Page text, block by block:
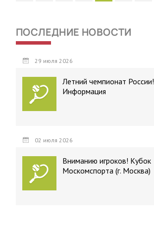
ПОСЛЕДНИЕ НОВОСТИ
29 июля 2026
Летний чемпионат России!
Информация
02 июля 2026
Вниманию игроков! Кубок
Москомспорта (г. Москва)